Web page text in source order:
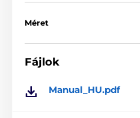
Legfőbb funkciói
Négy helyzetbe állítható
kifelé nyílik.
Méret
Fájlok
Manual_HU.pdf